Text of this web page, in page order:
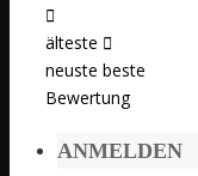
älteste
neuste beste
Bewertung
ANMELDEN